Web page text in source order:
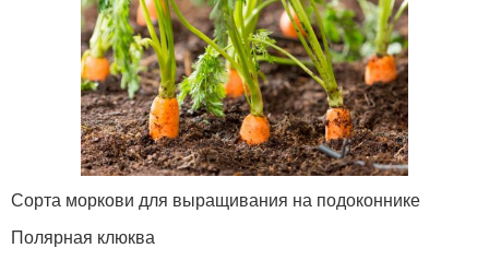
Сорта моркови для выращивания на подоконнике
Полярная клюква